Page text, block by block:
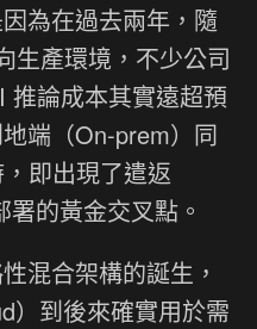
為在過去兩年，隨
生產環境，不少公司
推論成本其實遠超預
端（On-prem）同
即出現了遣返
署的黃金交叉點。
混合架構的誕生，
）到後來確實用於需